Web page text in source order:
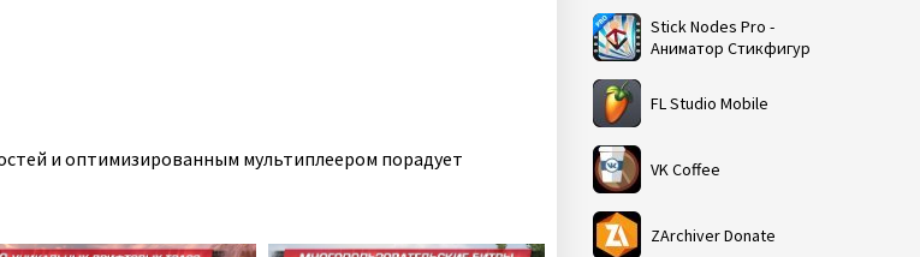
Stick Nodes Pro -
Аниматор Стикфигур
FL Studio Mobile
VK Coffee
ZArchiver Donate
и оптимизированным мультиплеером порадует